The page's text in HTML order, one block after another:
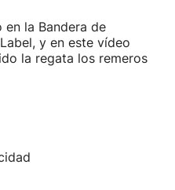
en la Bandera de
y en este vídeo
la regata los remeros